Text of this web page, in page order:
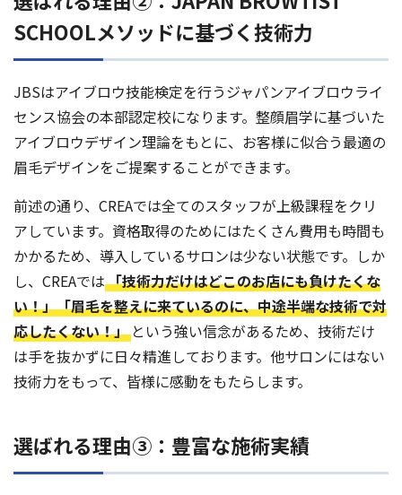
SCHOOLメソッドに基づく技術力
JBSはアイブロウ技能検定を行うジャパンアイブロウライ
センス協会の本部認定校になります。整顔眉学に基づいた
アイブロウデザイン理論をもとに、お客様に似合う最適の
眉毛デザインをご提案することができます。
前述の通り、CREAでは全てのスタッフが上級課程をクリ
アしています。資格取得のためにはたくさん費用も時間も
かかるため、導入しているサロンは少ない状態です。しか
し、CREAでは「技術力だけはどこのお店にも負けたくな
い！」「眉毛を整えに来ているのに、中途半端な技術で対
応したくない！」 という強い信念があるため、技術だけ
は手を抜かずに日々精進しております。他サロンにはない
技術力をもって、皆様に感動をもたらします。
選ばれる理由③：豊富な施術実績